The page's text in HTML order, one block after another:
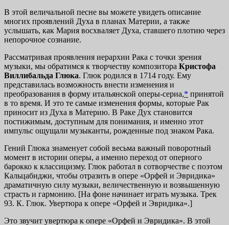
В этой величальной песне вы можете увидеть описание
многих проявлений Духа в планах Материи, а также
услышать, как Мария восхваляет Духа, ставшего плотию через
непорочное сознание.
Рассматривая проявления иерархии Рака с точки зрения
музыки, мы обратимся к творчеству композитора Кристофa
Виллибальдa Глюка. Глюк родился в 1714 году. Ему
представилась возможность внести изменения и
преобразования в форму итальянской оперы-сериа,* принятой
в то время. И это те самые изменения формы, которые Рак
приносит из Духа в Материю. В Раке Дух становится
постижимым, доступным для понимания, и именно этот
импульс ощущали музыканты, рожденные под знаком Рака.
Гений Глюка знаменует собой весьма важный поворотный
момент в истории оперы, а именно переход от оперного
барокко к классицизму. Глюк работал в сотворчестве с поэтом
Кальцабиджи, чтобы отразить в опере «Орфей и Эвридика»
драматичную силу музыки, величественную и возвышенную
страсть и гармонию. [На фоне начинает играть музыка. Трек
93. К. Глюк. Увертюра к опере «Орфей и Эвридика».]
Это звучит увертюра к опере «Орфей и Эвридика». В этой